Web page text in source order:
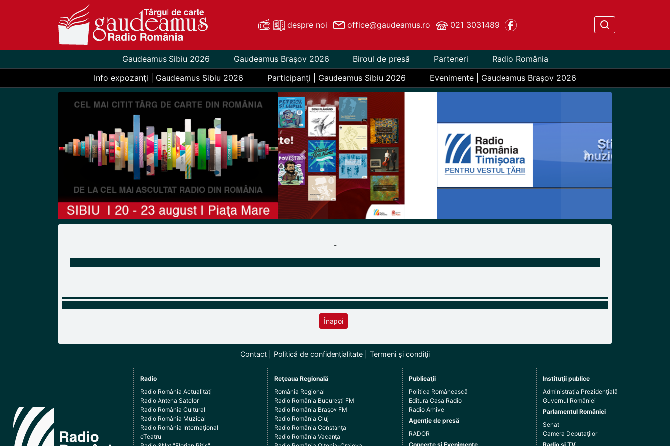
despre noi office@gaudeamus.ro 021 3031489
Gaudeamus Sibiu 2026 Gaudeamus Braşov 2026 Biroul de presă Parteneri
Radio România
Info expozanţi | Gaudeamus Sibiu 2026
Participanţi | Gaudeamus Sibiu 2026 Evenimente | Gaudeamus Braşov 2026
Previous Next
-
Înapoi
Contact Politică de confidenţialitate Termeni şi condiţii
Radio
Radio România Actualităţi
Radio Antena Satelor
Radio România Cultural
Radio România Muzical
Radio România Internaţional
eTeatru
Reţeaua Regională
România Regional
Radio România Bucureşti FM
Radio România Braşov FM
Radio România Cluj
Radio România Constanţa
Radio România Vacanţa
Publicaţii
Politica Românească
Editura Casa Radio
Radio Arhive
Agenţie de presă
RADOR
Concerte şi Evenimente
Instituţii publice
Administraţia Prezidenţială
Guvernul României
Parlamentul României
Senat
Camera Deputaţilor
Radio şi TV